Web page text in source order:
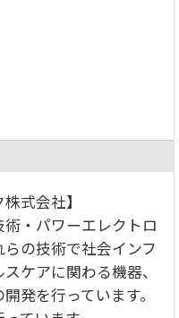
式会社】
・パワーエレクトロ
の技術で社会インフ
ケアに関わる機器、
発を行っています。